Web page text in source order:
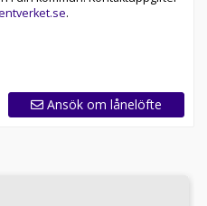
.
Ansök om lånelöfte